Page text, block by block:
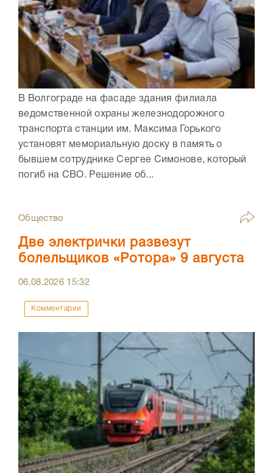
В Волгограде на фасаде здания филиала
ведомственной охраны железнодорожного
транспорта станции им. Максима Горького
установят мемориальную доску в память о
бывшем сотруднике Сергее Симонове, который
погиб на СВО. Решение об...
Общество
Две электрички развезут
болельщиков «Ротора» 9 августа
06.08.2026 15:32
Комментарии